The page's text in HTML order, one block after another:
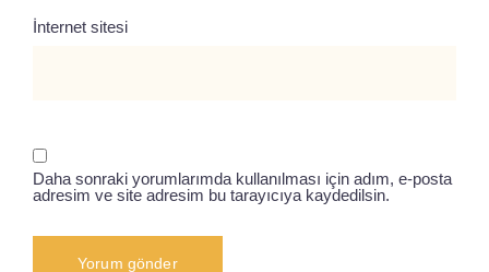
İnternet sitesi
Daha sonraki yorumlarımda kullanılması için adım, e-posta
adresim ve site adresim bu tarayıcıya kaydedilsin.